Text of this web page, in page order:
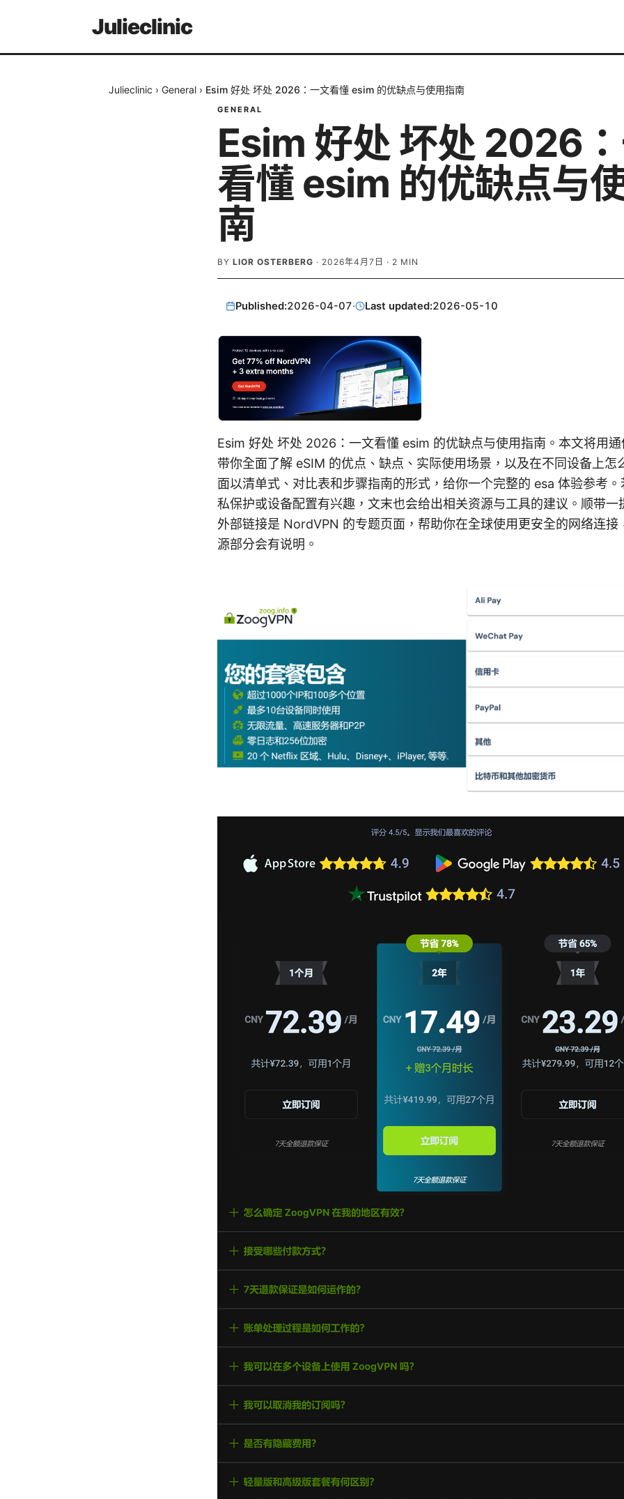
Julieclinic
Julieclinic › General › Esim 好处 坏处 2026：一文看懂 esim 的优缺点与使用指南
GENERAL
Esim 好处 坏处 2026
看懂 esim 的优缺点与
南
BY LIOR OSTERBERG · 2026年4月7日 · 2 MIN
Published:2026-04-07· Last updated:2026-05-10
Esim 好处 坏处 2026：一文看懂 esim 的优缺点与使用指南。本文将用通
带你全面了解 eSIM 的优点、缺点、实际使用场景，以及在不同设备上怎
面以清单式、对比表和步骤指南的形式，给你一个完整的 esa 体验参考
私保护或设备配置有兴趣，文末也会给出相关资源与工具的建议。顺带一
外部链接是 NordVPN 的专题页面，帮助你在全球使用更安全的网络连接
源部分会有说明。